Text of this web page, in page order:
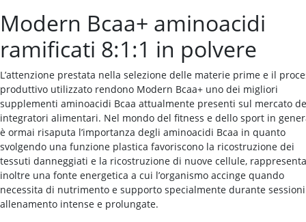
Modern Bcaa+ aminoacidi
ramificati 8:1:1 in polvere
L’attenzione prestata nella selezione delle materie prime e il
produttivo utilizzato rendono Modern Bcaa+ uno dei migliori
supplementi aminoacidi Bcaa attualmente presenti sul mercato
integratori alimentari. Nel mondo del fitness e dello sport in
è ormai risaputa l’importanza degli aminoacidi Bcaa in quanto
svolgendo una funzione plastica favoriscono la ricostruzione dei
tessuti danneggiati e la ricostruzione di nuove cellule,
inoltre una fonte energetica a cui l’organismo accinge quando
necessita di nutrimento e supporto specialmente durante
allenamento intense e prolungate.